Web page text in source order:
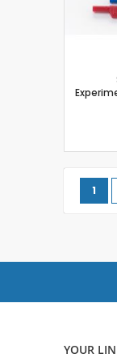
Seite
Sie
1
YOUR